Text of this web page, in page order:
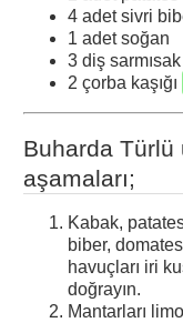
4 adet sivri
1 adet soğan
3 diş sarmısak
2 çorba kaşığı
Buharda Türlü
aşamaları;
Kabak,
biber,
havuçları iri
doğrayın.
Mantarları